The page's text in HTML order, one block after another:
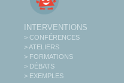
INTERVENTIONS
> CONFÉRENCES
> ATELIERS
> FORMATIONS
> DÉBATS
> EXEMPLES